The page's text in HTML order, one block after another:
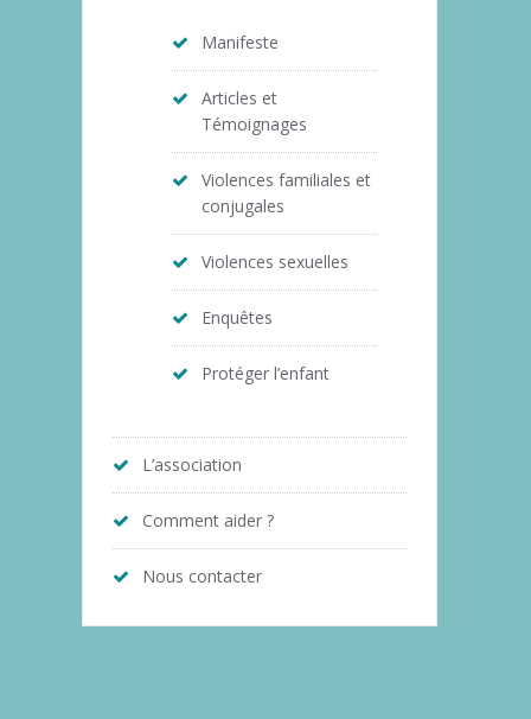
Manifeste
Articles et
Témoignages
Violences familiales et
conjugales
Violences sexuelles
Enquêtes
Protéger l’enfant
L’association
Comment aider ?
Nous contacter